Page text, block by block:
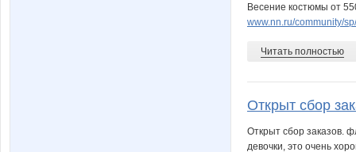
Весение костюмы от
www.nn.ru/community/
Читать полностью
Открыт сбор
Открыт сбор заказов.
девочки, это очень